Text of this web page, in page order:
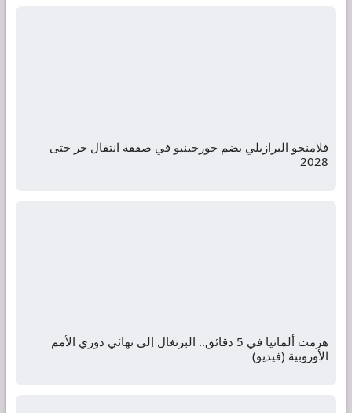
فلامنجو البرازيلي يضم جورجينيو في صفقة انتقال حر حتى
2028
هزمت ألمانيا في 5 دقائق.. البرتغال إلى نهائي دوري الأمم
الأوروبية (فيديو)